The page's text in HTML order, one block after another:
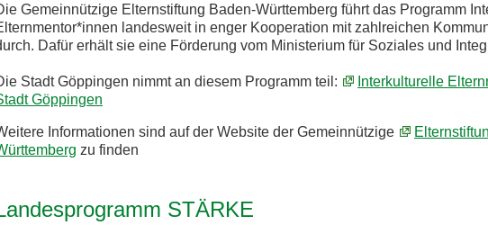
Gemeinnützige Elternstiftung Baden-Württemberg führt das Programm
landesweit in enger Kooperation mit zahlreichen
Dafür erhält sie eine Förderung vom Ministerium für Soziales und
Stadt Göppingen nimmt an diesem Programm teil:
Interkulturelle
Göppingen
Informationen sind auf der Website der Gemeinnützige
zu finden
STÄRKE